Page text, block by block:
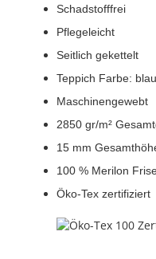
Schadstofffrei
Pflegeleicht
Seitlich gekettelt
Teppich Farbe:
Maschinengewebt
2850 gr/m²
15 mm
100 % Merilon
Öko-Tex zertifiziert